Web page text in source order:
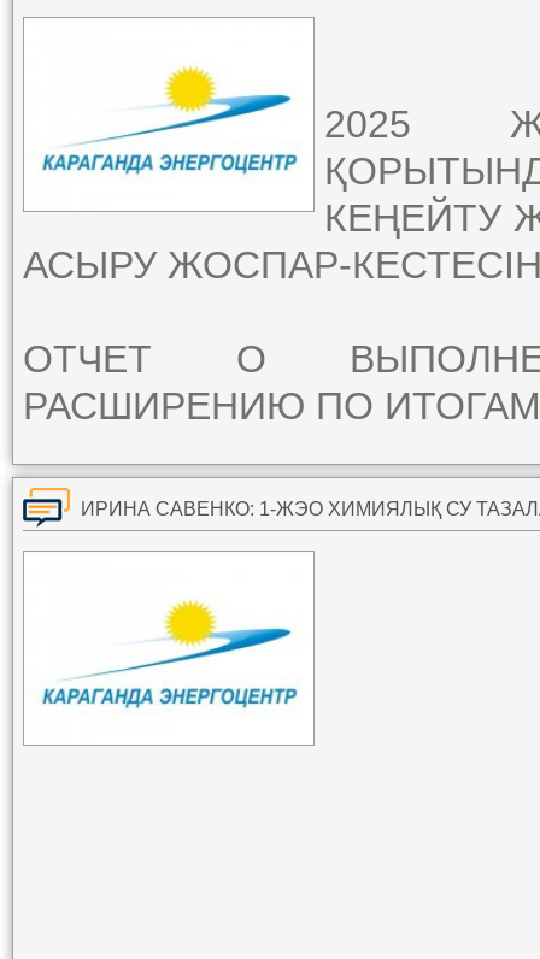
2025
КЕҢЕЙТУ
АСЫРУ ЖОСПАР-
ОТЧЕТ О
РАСШИРЕНИЮ ПО ИТОГАМ
ИРИНА САВЕНКО: 1-ЖЭО ХИМИЯЛЫҚ СУ